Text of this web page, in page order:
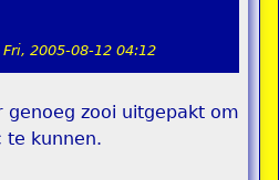
Fri, 2005-08-12 04:12
genoeg zooi uitgepakt om
te kunnen.